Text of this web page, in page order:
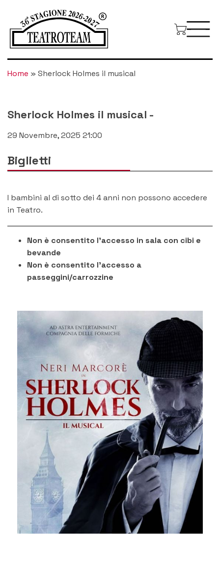
Home » Sherlock Holmes il musical
Sherlock Holmes il musical -
29 Novembre, 2025 21:00
Biglietti
I bambini al di sotto dei 4 anni non possono accedere
in Teatro.
Non è consentito l'accesso in sala con cibi e
bevande
Non è consentito l'accesso a
passeggini/carrozzine